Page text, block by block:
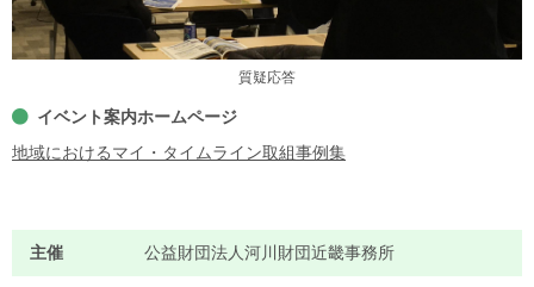
質疑応答
イベント案内ホームページ
地域におけるマイ・タイムライン取組事例集
主催 公益財団法人河川財団近畿事務所